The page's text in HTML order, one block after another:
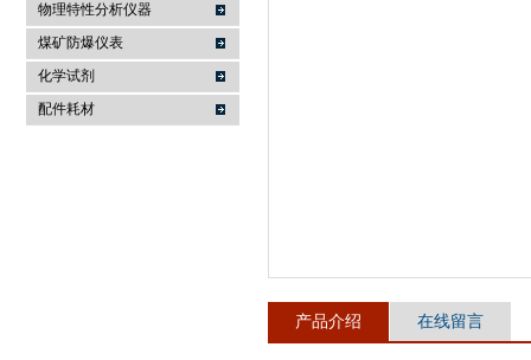
物理特性分析仪器
煤矿防爆仪表
化学试剂
配件耗材
产品介绍 在线留言